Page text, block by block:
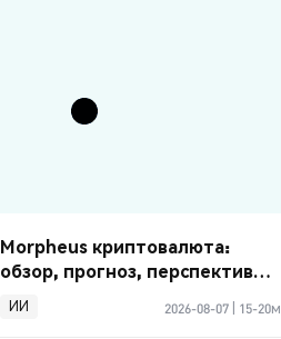
Morpheus криптовалюта:
обзор, прогноз, перспективы
2026
ИИ 2026-08-07 15-20м